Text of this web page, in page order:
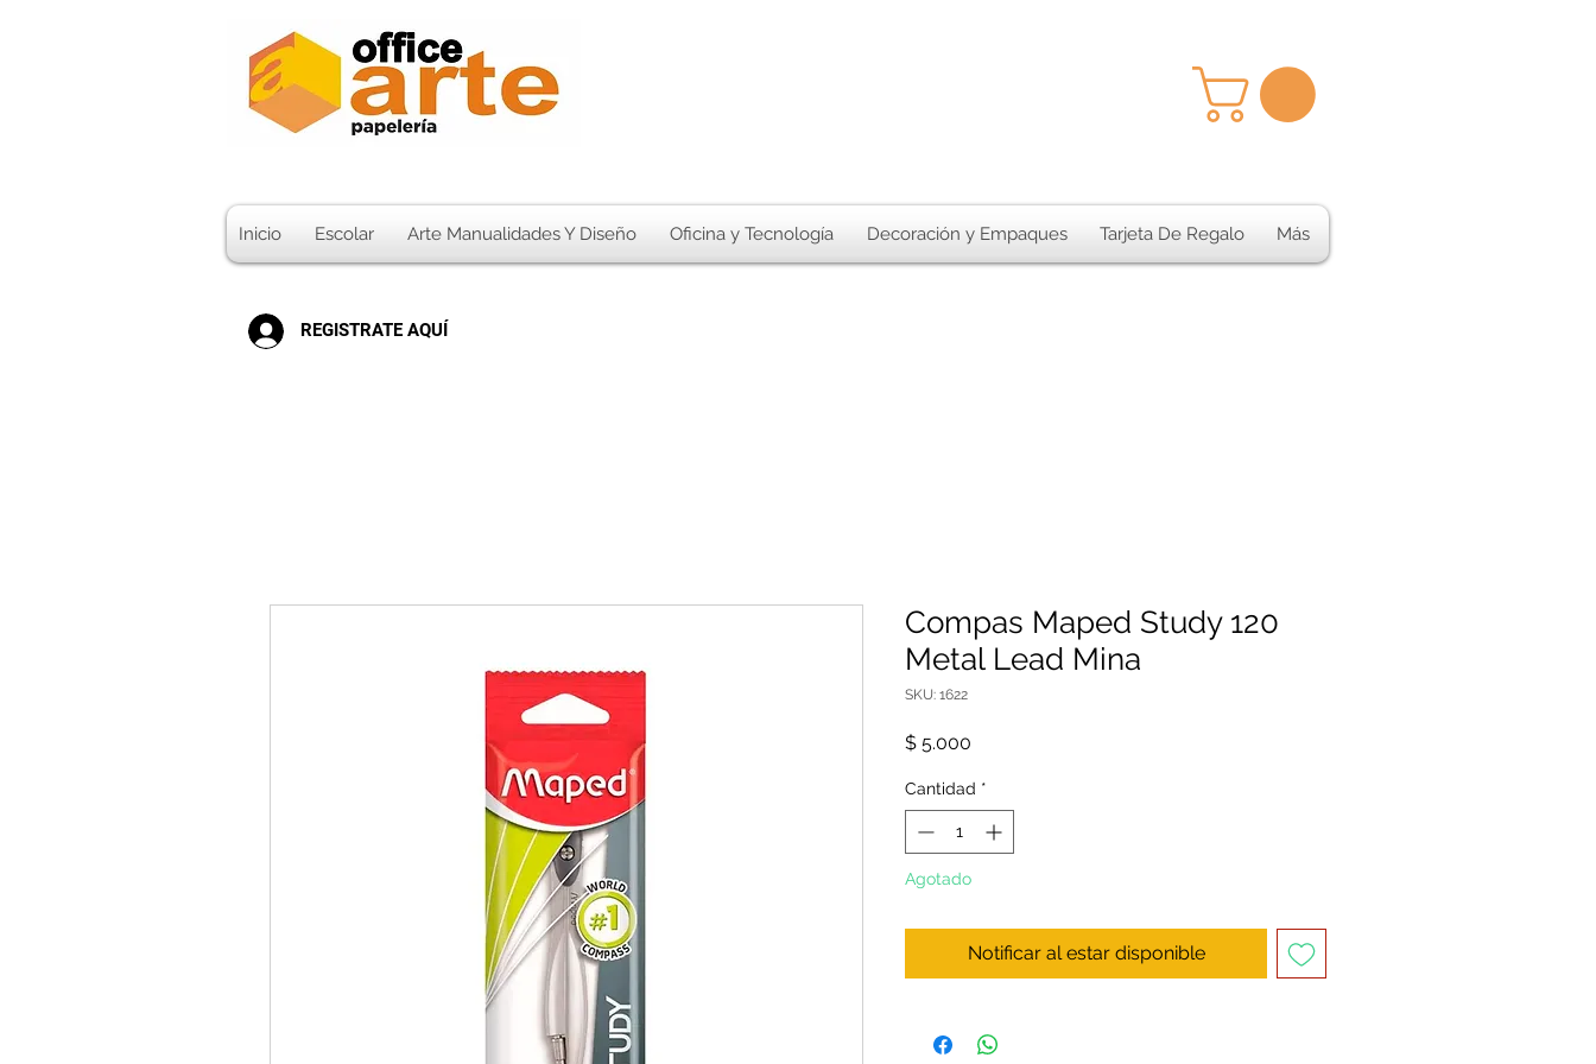
Inicio Escolar Arte Manualidades Y Diseño Oficina y Tecnología Decoración y Empaques Tarjeta De Regalo Más
REGISTRATE AQUÍ
Compas Maped Study 120
Metal Lead Mina
SKU: 1622
$ 5.000
Cantidad *
Agotado
Notificar al estar disponible